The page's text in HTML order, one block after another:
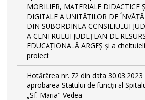
MOBILIER, MATERIALE DIDACTICE
DIGITALE A UNITĂȚILOR DE
DIN SUBORDINEA CONSILIULUI
A CENTRULUI JUDEȚEAN DE
EDUCAȚIONALĂ ARGEȘ și a
proiect
Hotărârea nr. 72 din data
aprobarea Statului de funcţii al
„Sf. Maria" Vedea